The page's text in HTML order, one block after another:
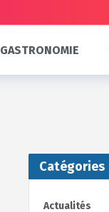
GASTRONOMIE
Catégories
Actualités